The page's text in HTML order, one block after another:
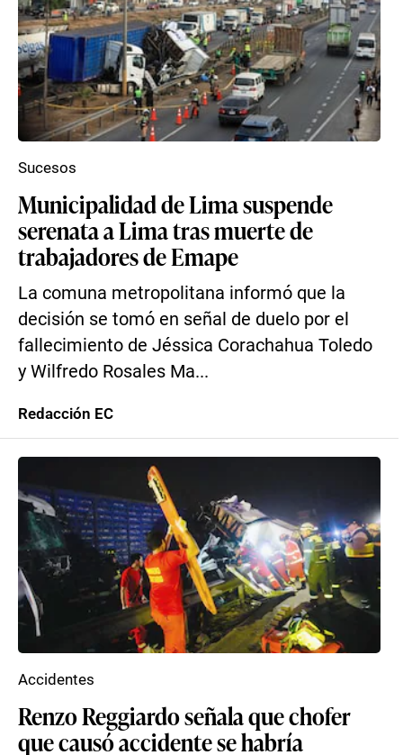
Municipalidad de Lima suspende
serenata a Lima tras muerte de
trabajadores de Emape
La comuna metropolitana informó que la
decisión se tomó en señal de duelo por el
fallecimiento de Jéssica Corachahua Toledo
y Wilfredo Rosales Ma...
Sucesos
Redacción EC
Renzo Reggiardo señala que chofer
que causó accidente se habría
Accidentes